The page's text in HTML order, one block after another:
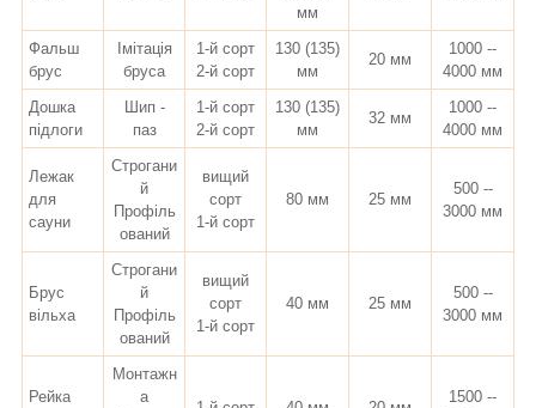
мм
Фальш
брус
Імітація
бруса
1-й сорт
2-й сорт
130 (135)
мм
20 мм
1000 --
4000 мм
Дошка
підлоги
Шип -
паз
1-й сорт
2-й сорт
130 (135)
мм
32 мм
1000 --
4000 мм
Лежак
для
сауни
Строгани
й
Профіль
ований
вищий
сорт
1-й сорт
80 мм 25 мм
500 --
3000 мм
Брус
вільха
Строгани
й
Профіль
ований
вищий
сорт
1-й сорт
40 мм 25 мм
500 --
3000 мм
Рейка
Монтажн
а
1500 --